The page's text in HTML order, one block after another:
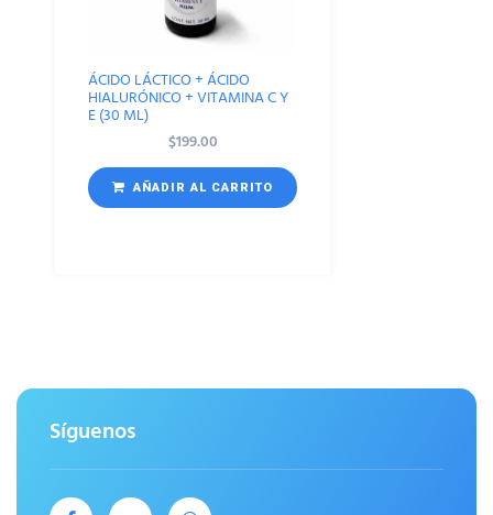
ÁCIDO LÁCTICO + ÁCIDO
HIALURÓNICO + VITAMINA C Y
E (30 ML)
$199.00
AÑADIR AL CARRITO
Síguenos